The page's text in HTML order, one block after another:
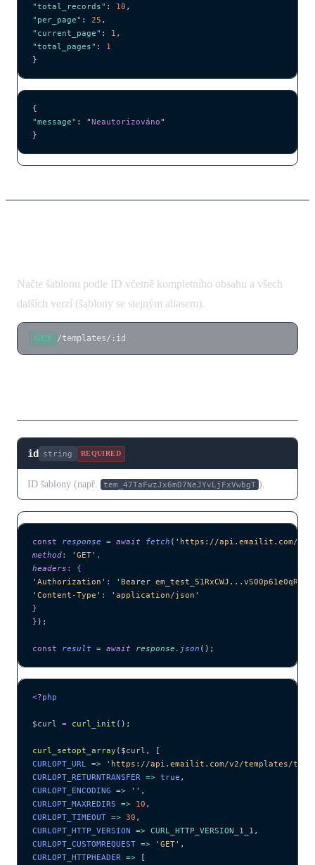
"total_records" : 10 ,
"per_page" : 25 ,
"current_page" : 1 ,
"total_pages" : 1
}
{
"message" : "Neautorizováno"
}
Načte šablonu podle ID včetně kompletního obsahu a všech
dalších verzí (šablony se stejným aliasem).
GET /templates/:id
id string REQUIRED
ID šablony (např. tem_47TaFwzJx6mD7NeJYvLjFxVwbgT ).
const response = await fetch ( ' https://api.emailit.com/v2/
method: ' GET' ,
headers :
{
' Authorization ' : ' Bearer em_test_51RxCWJ...vS00p61e0qRE
' Content-Type ' : ' application/json '
}
} );
const result = await response . json ();
<?php
$curl = curl_init ();
curl_setopt_array ($curl ,
[
CURLOPT_URL => ' https://api.emailit.com/v2/templates/
CURLOPT_RETURNTRANSFER => true ,
CURLOPT_ENCODING => '' ,
CURLOPT_MAXREDIRS => 10 ,
CURLOPT_TIMEOUT => 30 ,
CURLOPT_HTTP_VERSION => CURL_HTTP_VERSION_1_1 ,
CURLOPT_CUSTOMREQUEST => ' GET' ,
CURLOPT_HTTPHEADER => [